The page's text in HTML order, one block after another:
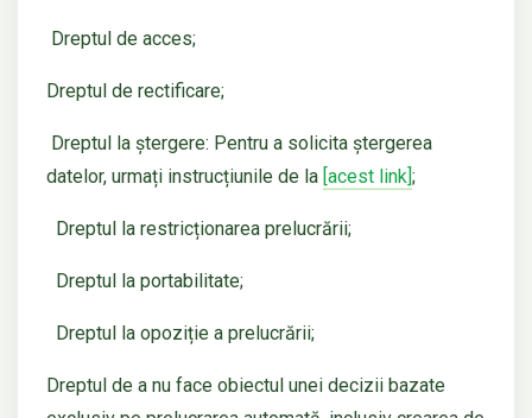
Dreptul de acces;
Dreptul de rectificare;
Dreptul la ștergere: Pentru a solicita ștergerea
datelor, urmați instrucțiunile de la [acest link] ;
Dreptul la restricționarea prelucrării;
Dreptul la portabilitate;
Dreptul la opoziție a prelucrării;
Dreptul de a nu face obiectul unei decizii bazate